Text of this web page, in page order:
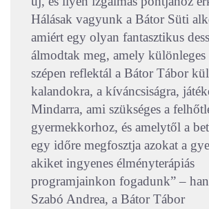
Hálásak vagyunk a Bátor Süti
amiért egy olyan fantasztikus
álmodtak meg, amely
szépen reflektál a Bátor Tábor
kalandokra, a kíváncsiságra,
Mindarra, ami szükséges a
gyermekkorhoz, és amelytől a
egy időre megfosztja azokat a
akiket ingyenes élményterápiás
programjainkon fogadunk” –
Szabó Andrea, a Bátor Tábor